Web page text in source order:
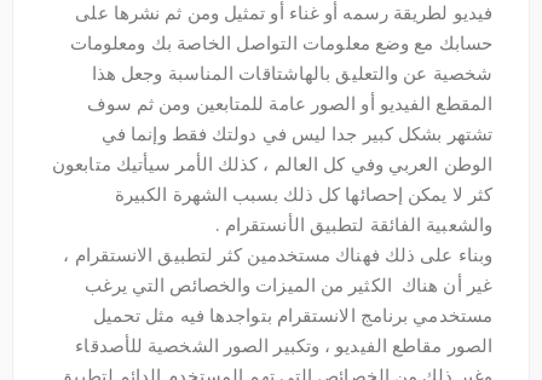
فيديو لطريقة رسمه أو غناء أو تمثيل ومن ثم نشرها على
حسابك مع وضع معلومات التواصل الخاصة بك ومعلومات
شخصية عن والتعليق بالهاشتاقات المناسبة وجعل هذا
المقطع الفيديو أو الصور عامة للمتابعين ومن ثم سوف
تشتهر بشكل كبير جدا ليس في دولتك فقط وإنما في
الوطن العربي وفي كل العالم ، كذلك الأمر سيأتيك متابعون
كثر لا يمكن إحصائها كل ذلك بسبب الشهرة الكبيرة
والشعبية الفائقة لتطبيق الأنستقرام .
وبناء على ذلك فهناك مستخدمين كثر لتطبيق الانستقرام ،
غير أن هناك الكثير من الميزات والخصائص التي يرغب
مستخدمي برنامج الانستقرام بتواجدها فيه مثل تحميل
الصور مقاطع الفيديو ، وتكبير الصور الشخصية للأصدقاء